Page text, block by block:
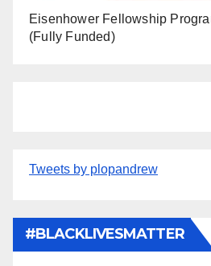
Eisenhower Fellowship
(Fully Funded)
Tweets by plopandrew
#BLACKLIVESMATTER